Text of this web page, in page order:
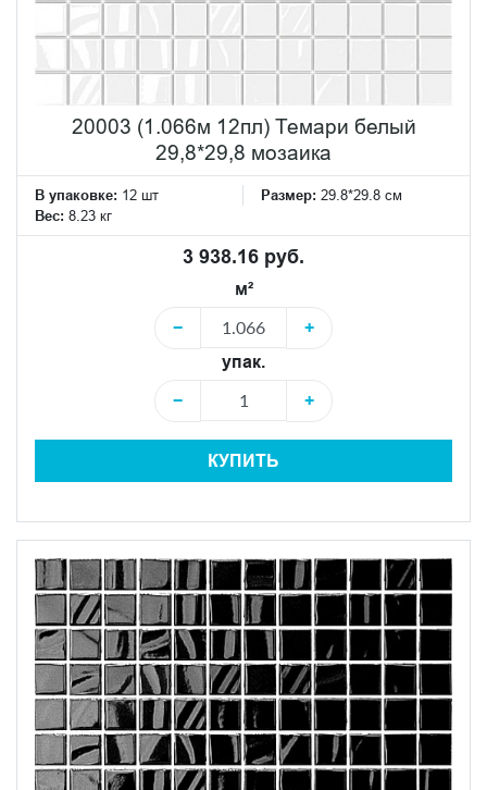
20003 (1.066м 12пл) Темари белый
29,8*29,8 мозаика
В упаковке: 12 шт Размер: 29.8*29.8 см
Вес: 8.23 кг
3 938.16 руб.
м²
−
+
упак.
−
+
КУПИТЬ